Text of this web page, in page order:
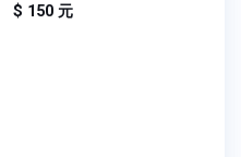
$ 150 元